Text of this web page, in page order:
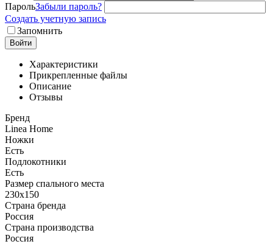
ПарольЗабыли пароль?
Создать учетную запись
Запомнить
Войти
Характеристики
Прикрепленные файлы
Описание
Отзывы
Бренд
Linea Home
Ножки
Есть
Подлокотники
Есть
Размер спального места
230x150
Страна бренда
Россия
Страна производства
Россия